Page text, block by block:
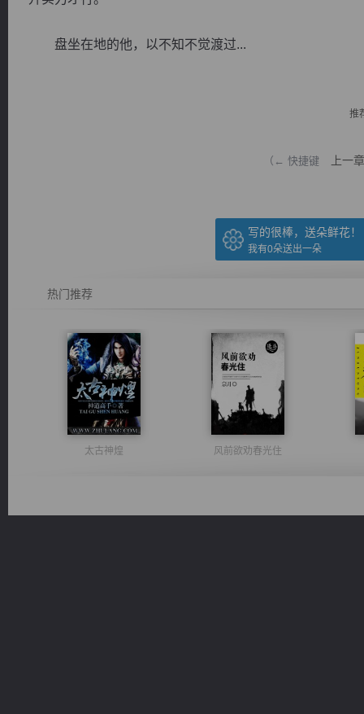
盘坐在地的他，以不知不觉渡过...
推
（← 快捷键 上一章
写的很棒，送朵鲜花！
我有0朵送出一朵
热门推荐
太古神煌 风前欲劝春光住